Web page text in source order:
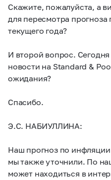
Скажите, пожалуйста, а
для пересмотра
текущего года?
И второй вопрос.
новости на Standard &
ожидания?
Спасибо.
Э.С. НАБИУЛЛИНА:
Наш прогноз по инфляции
мы также уточнили. По
может находиться в